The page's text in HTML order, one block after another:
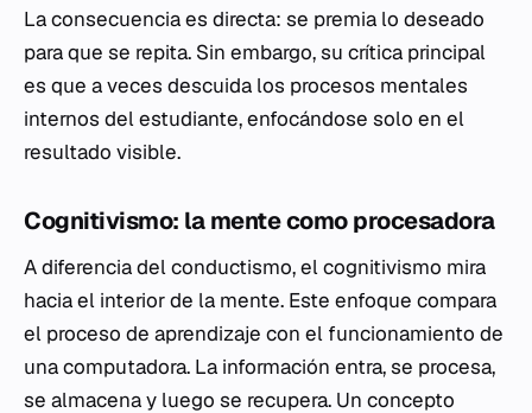
La consecuencia es directa: se premia lo deseado
para que se repita. Sin embargo, su crítica principal
es que a veces descuida los procesos mentales
internos del estudiante, enfocándose solo en el
resultado visible.
Cognitivismo: la mente como procesadora
A diferencia del conductismo, el cognitivismo mira
hacia el interior de la mente. Este enfoque compara
el proceso de aprendizaje con el funcionamiento de
una computadora. La información entra, se procesa,
se almacena y luego se recupera. Un concepto